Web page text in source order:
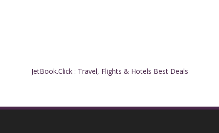
JetBook.Click : Travel, Flights & Hotels Best Deals